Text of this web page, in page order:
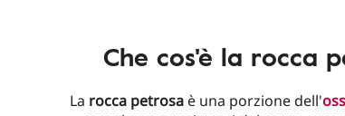
Che cos'è la rocca
La rocca petrosa è una porzione dell'